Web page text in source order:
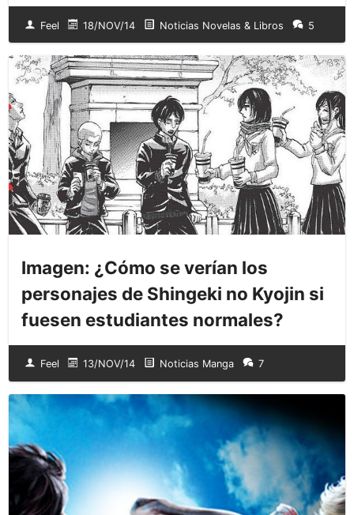
Feel 18/NOV/14 Noticias Novelas & Libros 5
Imagen: ¿Cómo se verían los
personajes de Shingeki no Kyojin si
fuesen estudiantes normales?
Feel 13/NOV/14 Noticias Manga 7